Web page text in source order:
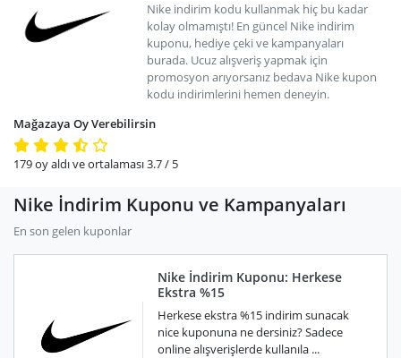
Mağazaya Oy Verebilirsin
179oy aldı ve ortalaması3.7/ 5
Nike indirim kodu kullanmak hiç bu kadar
kolay olmamıştı! En güncel Nike indirim
kuponu, hediye çeki ve kampanyaları
burada. Ucuz alışveriş yapmak için
promosyon arıyorsanız bedava Nike kupon
kodu indirimlerini hemen deneyin.
Nike İndirim Kuponu ve Kampanyaları
En son gelen kuponlar
Nike İndirim Kuponu: Herkese
Ekstra %15
Herkese ekstra %15 indirim sunacak
nice kuponuna ne dersiniz? Sadece
online alışverişlerde kullanıla ...